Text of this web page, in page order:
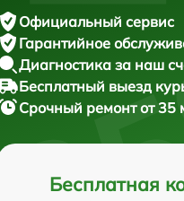
Официальный сервис
Гарантийное
Диагностика за наш
Бесплатный выезд
Срочный ремонтот 35
Бесплатная